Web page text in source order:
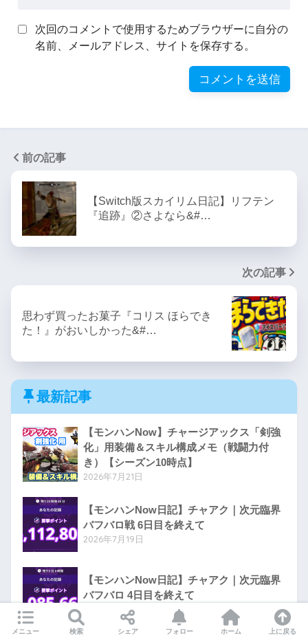
次回のコメントで使用するためブラウザーに自分の
名前、メールアドレス、サイトを保存する。
前の記事
【Switch版スカイリム日記】リフテン
『追跡』②さよなら&#…
次の記事
思わず買ったお菓子『コリス ほらでき
た！』がおいしかった&#…
最新記事
【モンハンNow】チャージアックス「剣強
化」用装備＆スキル構成メモ（戦闘力付
き）【シーズン10時点】
2026年7月21日
【モンハンNow日記】チャアク｜次元臨界
バフバロ戦 6日目を終えて
2026年7月19日
【モンハンNow日記】チャアク｜次元臨界
バフバロ 4日目を終えて
2026年7月16日
メニュー 検索 シェア フォロー ホーム 上に戻る